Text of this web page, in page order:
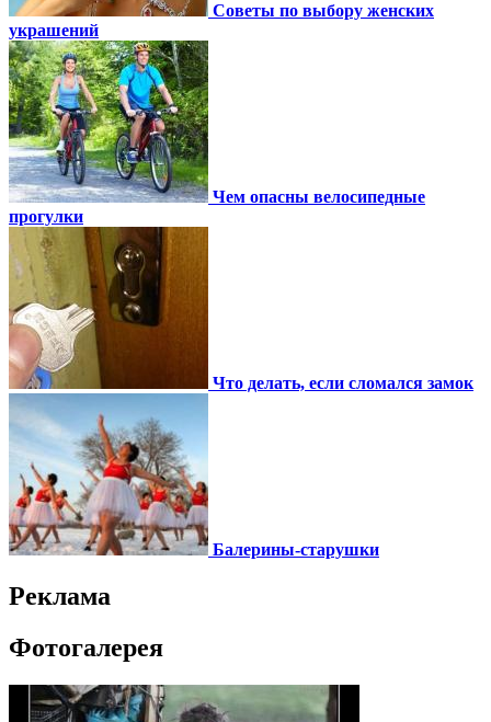
Советы по выбору женских
украшений
Чем опасны велосипедные
прогулки
Что делать, если сломался замок
Балерины-старушки
Реклама
Фотогалерея